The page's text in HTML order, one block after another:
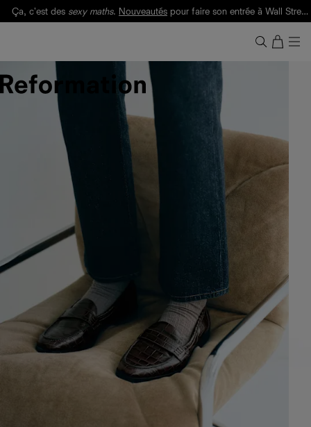
Ça, c'est des sexy maths. Nouveautés pour faire son entrée à Wall Street.